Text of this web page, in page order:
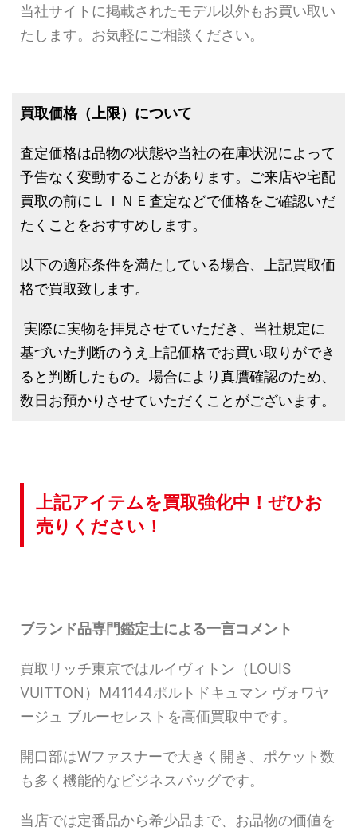
当社サイトに掲載されたモデル以外もお買い取い
たします。お気軽にご相談ください。
買取価格（上限）について
査定価格は品物の状態や当社の在庫状況によって
予告なく変動することがあります。ご来店や宅配
買取の前にＬＩＮＥ査定などで価格をご確認いだ
たくことをおすすめします。
以下の適応条件を満たしている場合、上記買取価
格で買取致します。
実際に実物を拝見させていただき、当社規定に
基づいた判断のうえ上記価格でお買い取りができ
ると判断したもの。場合により真贋確認のため、
数日お預かりさせていただくことがございます。
上記アイテムを買取強化中！ぜひお
売りください！
ブランド品専門鑑定士による一言コメント
買取リッチ東京ではルイヴィトン（LOUIS
VUITTON）M41144ポルトドキュマン ヴォワヤ
ージュ ブルーセレストを高価買取中です。
開口部はWファスナーで大きく開き、ポケット数
も多く機能的なビジネスバッグです。
当店では定番品から希少品まで、お品物の価値を